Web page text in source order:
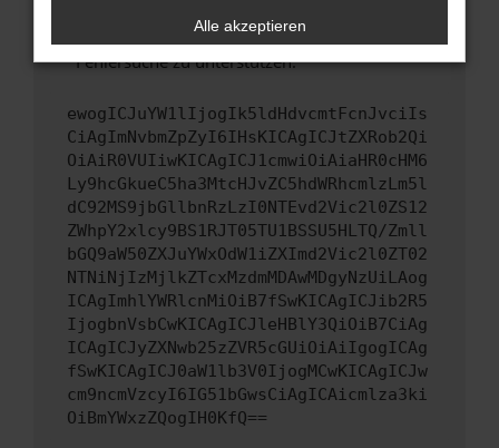
uns diesen Text schicken, um uns bei der
Fehlersuche zu unterstützen:
ewogICJuYW1lIjogIk5ldHdvcmtFcnJvciIs
CiAgImNvbmZpZyI6IHsKICAgICJtZXRob2Qi
OiAiR0VUIiwKICAgICJ1cmwiOiAiaHR0cHM6
Ly9hcGkueC5ha3MtcHJvZC5hdWRhcmlzLm5l
dC92MS9jbGllbnRzLzI0NTEvd2Vic2l0ZS12
ZWhpY2xlcy9BS1RJT05TU1BSSU5HLTQ/Zmll
bGQ9aW50ZXJuYWxOdW1iZXImd2Vic2l0ZT02
NTNiNjIzMjlkZTcxMzdmMDAwMDgyNzUiLAog
ICAgImhlYWRlcnMiOiB7fSwKICAgICJib2R5
IjogbnVsbCwKICAgICJleHBlY3QiOiB7CiAg
ICAgICJyZXNwb25zZVR5cGUiOiAiIgogICAg
fSwKICAgICJ0aW1lb3V0IjogMCwKICAgICJw
cm9ncmVzcyI6IG51bGwsCiAgICAicmlza3ki
OiBmYWxzZQogIH0KfQ==
Alle akzeptieren